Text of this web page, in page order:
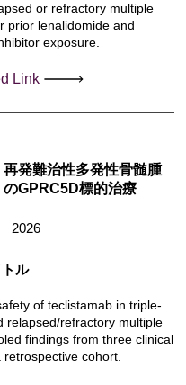
or refractory multiple
prior lenalidomide and
exposure.
Link
再発難治性多発性骨髄腫
のGPRC5D標的治療
2026
ル
of teclistamab in triple-
relapsed/refractory multiple
findings from three clinical
cohort.